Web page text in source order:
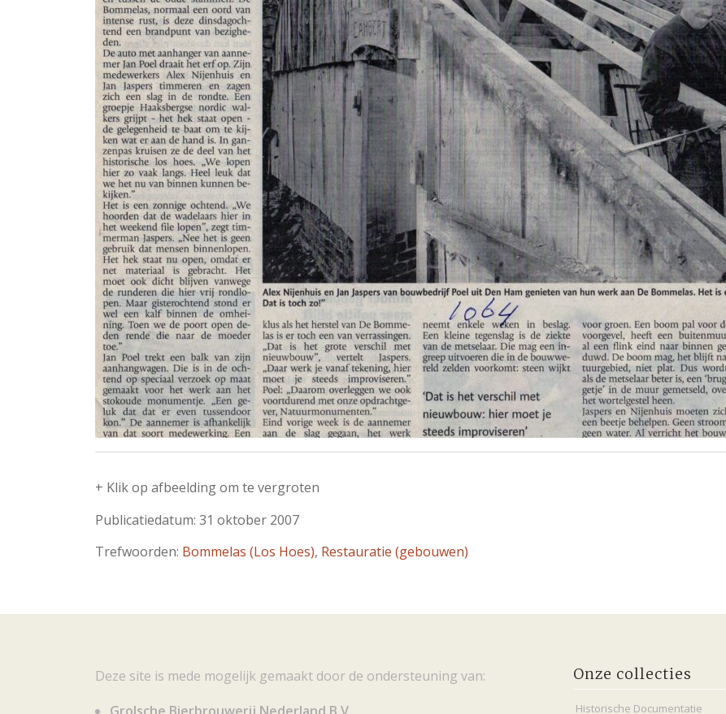
+ Klik op afbeelding om te vergroten
Publicatiedatum: 31 oktober 2007
Trefwoorden: Bommelas (Los Hoes), Restauratie (gebouwen)
Deze site is mede mogelijk gemaakt door de ondersteuning van:
Onze collecties
Historische Documentatie